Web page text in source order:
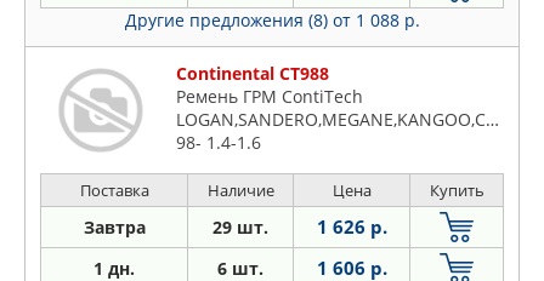
Другие предложения (8) от 1 088 р.
Continental CT988
Ремень ГРМ ContiTech
LOGAN,SANDERO,MEGANE,KANGOO,CLIO
98- 1.4-1.6
Поставка Наличие Цена Купить
Завтра 29 шт. 1 626 р.
1 дн. 6 шт. 1 606 р.